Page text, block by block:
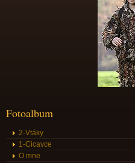
Fotoalbum
2-Vtáky
1-Cicavce
O mne